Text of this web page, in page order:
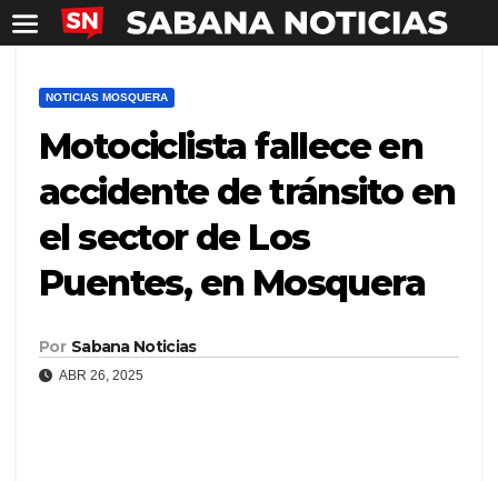
NOTICIAS MOSQUERA
Motociclista fallece en
accidente de tránsito en
el sector de Los
Puentes, en Mosquera
Por Sabana Noticias
ABR 26, 2025